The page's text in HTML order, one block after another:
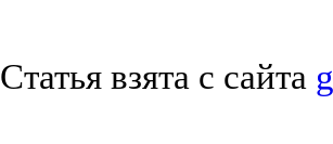
Статья взята с сайта